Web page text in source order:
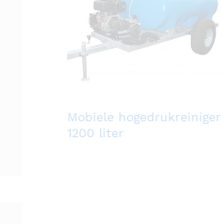
Mobiele hogedrukreiniger
1200 liter